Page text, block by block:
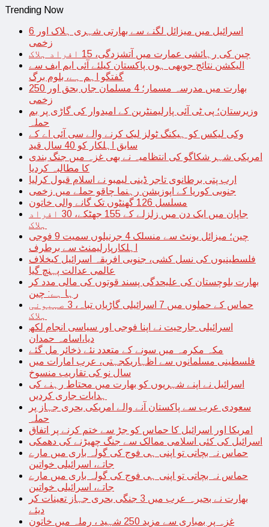
Trending Now
اسرائیل میں میزائل لگنے سے بھارتی شہری ہلاک اور 6
زخمی
چین کی رہائشی عمارت میں آتشزدگی، 15 افراد ہلاک
الیکشن نتائج جوبھی ہوں پاکستان کیلئے آئی ایم ایف سے
گفتگو اہم ہے، بلوم برگ
بھارت میں مدرسہ مسمار؛ 4 مسلمان جاں بحق اور 250
زخمی
وزیرستان؛ پی ٹی آئی پارلیمنٹرین کے امیدوار کی گاڑی پر بم
حملہ
وکی لیکس کو ہیکنگ ٹولز لیک کرنے والے سی آئی اے کے
سابق اہلکار کو 40 سال قید
امریکی شہر شکاگو کی انتظامیہ نے بھی غزہ میں جنگ بندی
کا مطالبہ کردیا
ارب پتی برطانوی تاجر ڈینی لیمبو نے اسلام قبول کرلیا
جنوبی کوریا کے اپوزیشن رہنما چاقو حملے میں زخمی
مسلسل 126 گھنٹوں تک گانے والی خاتون
جاپان میں ایک دن میں زلزلے کے 155 جھٹکے، 30 افراد
ہلاک
چین؛ میزائل یونٹ سے منسلک 4 جرنیلوں سمیت 9 فوجی
اہلکارپارلیمنٹ سے برطرف
فلسطینیوں کی نسل کشی، جنوبی افریقہ اسرائیل کیخلاف
عالمی عدالت پہنچ گیا
بھارت بلوچستان کی علیحدگی پسند قوتوں کی مالی مدد کر
رہا ہے: چین
حماس کے حملوں میں 7 اسرائیلی گاڑیاں تباہ، 3 صہیونی
ہلاک
اسرائیلی جارحیت نے اپنا فوجی اور سیاسی انجام لکھ
دیا،اسامہ حمدان
مکہ مکرمہ میں سونے کے متعدد نئے ذخائر مل گئے
فلسطینی مسلمانوں سے اظہاریکجہتی، عرب امارات میں
سال نو کی تقاریب منسوخ
اسرائیل نے اپنے شہریوں کو بھارت میں محتاط رہنے کی
ہدایات جاری کردیں
سعودی عرب سے پاکستان آنے والے امریکی بحری جہاز پر
حملہ
امریکا اور اسرائیل کا حماس کو جڑ سے ختم کرنے پر اتفاق
اسرائیل کی کئی اسلامی ممالک سے جنگ چھیڑنے کی دھمکی
حماس نہ بچاتی تو اپنی ہی فوج کی گولہ باری میں مارے
جاتے، اسرائیلی خواتین
حماس نہ بچاتی تو اپنی ہی فوج کی گولہ باری میں مارے
جاتے، اسرائیلی خواتین
بھارت نے بحیرہ عرب میں 3 جنگی بحری جہاز تعینات کر
دیئے
غزہ پر بمباری سے مزید 250 شہید ، رملہ میں خاتون